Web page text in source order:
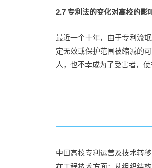
2.7 专利法的变化对高校的影
最近一个十年，由于专利流
定无效或保护范围被缩减的
人，也不幸成为了受害者，
中国高校专利运营及技术转
在工程技术方面；从组织结